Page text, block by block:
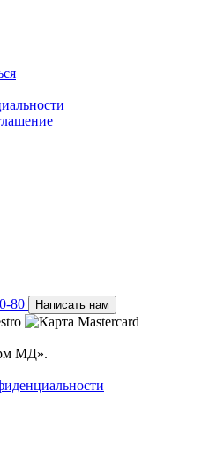
80 Написать нам
МД».